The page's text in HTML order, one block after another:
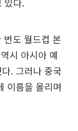
도 월드컵 본
시 아시아 예
. 그러나 중국
이름을 올리며